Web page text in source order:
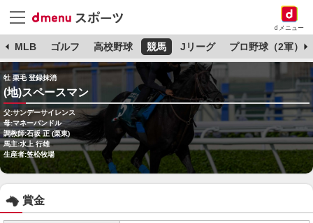
dメニュー
MLB ゴルフ 高校野球 競馬 Jリーグ プロ野球（2軍）
牡 栗毛 登録抹消
(地)スペースマン
父:サンデーサイレンス
母:マネーバンドル
調教師:石坂 正 (栗東)
馬主:水上 行雄
生産者:笠松牧場
賞金